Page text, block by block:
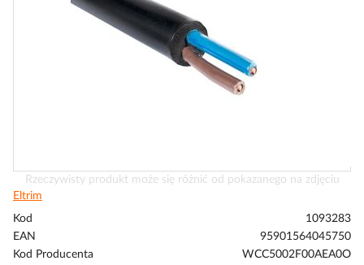
Przejdź
na
początek
Rzeczywisty produkt może się różnić od pokazanego na zdjęciu
Eltrim
Kod
1093283
EAN
95901564045750
Kod Producenta
WCC5002F00AEA0O